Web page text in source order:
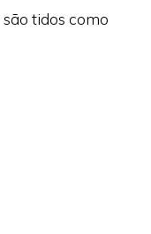
são tidos como